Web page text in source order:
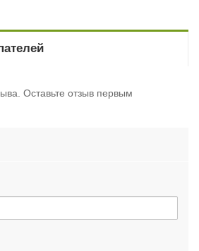
Оставьте отзыв первым